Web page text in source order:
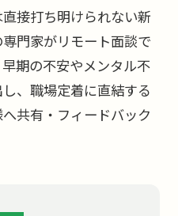
接打ち明けられない新
門家がリモート面談で
期の不安やメンタル不
、職場定着に直結する
共有・フィードバック